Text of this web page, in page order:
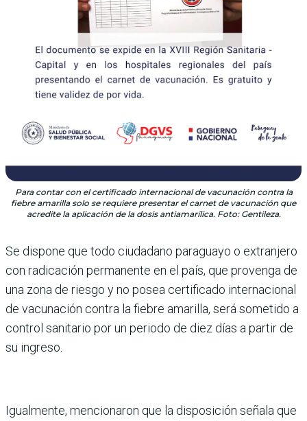
Para contar con el certificado internacional de vacunación contra la
fiebre amarilla solo se requiere presentar el carnet de vacunación que
acredite la aplicación de la dosis antiamarílica. Foto: Gentileza.
Se dispone que todo ciudadano paraguayo o extranjero
con radicación permanente en el país, que provenga de
una zona de riesgo y no posea certificado internacional
de vacunación contra la fiebre amarilla, será sometido a
control sanitario por un periodo de diez días a partir de
su ingreso.
Igualmente, mencionaron que la disposición señala que